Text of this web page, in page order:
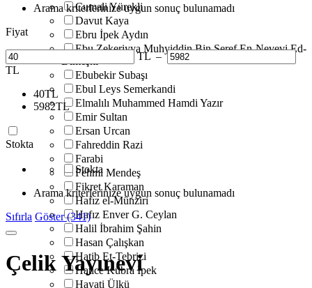
Cumali Yürekli
Davut Kaya
Ebru İpek Aydın
Ebu Zekeriyya Muhyiddin Bin Şeref En-Nevevi Ed-
Dimeşki
Ebubekir Subaşı
Ebul Leys Semerkandi
Elmalılı Muhammed Hamdi Yazır
Emir Sultan
Ersan Urcan
Fahreddin Razi
Farabi
Fehmi Mendeş
Fikret Karaman
Hafız el-Münziri
Hafız Enver G. Ceylan
Halil İbrahim Şahin
Hasan Çalışkan
Hatib Et-Tebrizi
Hatice Kübra İpek
Hayati Ülkü
Arama kriterlerinize uygun sonuç bulunamadı
Fiyat
TL –
TL
40TL
5982TL
Stokta
Stokta
Arama kriterlerinize uygun sonuç bulunamadı
Sıfırla Göster (341)
Çelik Yayınevi